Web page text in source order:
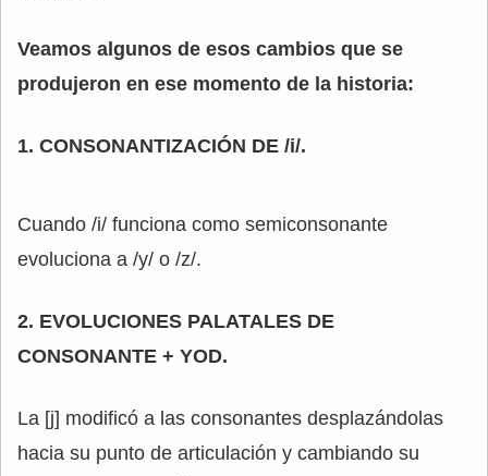
Veamos algunos de esos cambios que se
produjeron en ese momento de la historia:
1. CONSONANTIZACIÓN DE /i/.
Cuando /i/ funciona como semiconsonante
evoluciona a /y/ o /z/.
2. EVOLUCIONES PALATALES DE
CONSONANTE + YOD.
La [j] modificó a las consonantes desplazándolas
hacia su punto de articulación y cambiando su